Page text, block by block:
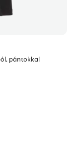
pántokkal